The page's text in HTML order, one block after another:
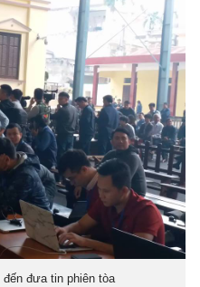
đưa tin phiên tòa